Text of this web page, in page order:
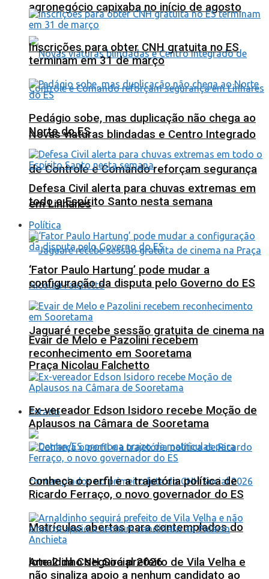
agronegócio capixaba no início de agosto
Novas viaturas blindadas e Centro Integrado
de Controle e Comando reforçam segurança
em Linhares
Jaguaré recebe sessão gratuita de cinema na
Praça Nicolau Falchetto
Estado
Matrículas abertas para contemplados do
lote 2 da CNH Social 2026
Inscrições para obter CNH gratuita no ES
terminam em 31 de março
Pedágio sobe, mas duplicação não chega ao
Norte do ES
Defesa Civil alerta para chuvas extremas em
todo o Espírito Santo nesta semana
Política
‘Fator Paulo Hartung’ pode mudar a
configuração da disputa pelo Governo do ES
Evair de Melo e Pazolini recebem
reconhecimento em Sooretama
Ex-vereador Edson Isidoro recebe Moção de
Aplausos na Câmara de Sooretama
Conheça o perfil e a trajetória política de
Ricardo Ferraço, o novo governador do ES
Arnaldinho seguirá prefeito de Vila Velha e
não sinaliza apoio a nenhum candidato ao